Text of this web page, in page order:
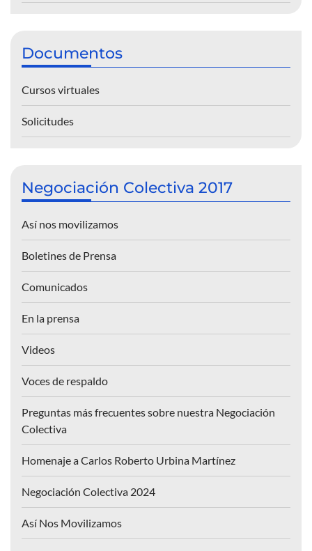
Documentos
Cursos virtuales
Solicitudes
Negociación Colectiva 2017
Así nos movilizamos
Boletines de Prensa
Comunicados
En la prensa
Videos
Voces de respaldo
Preguntas más frecuentes sobre nuestra Negociación
Colectiva
Homenaje a Carlos Roberto Urbina Martínez
Negociación Colectiva 2024
Así Nos Movilizamos